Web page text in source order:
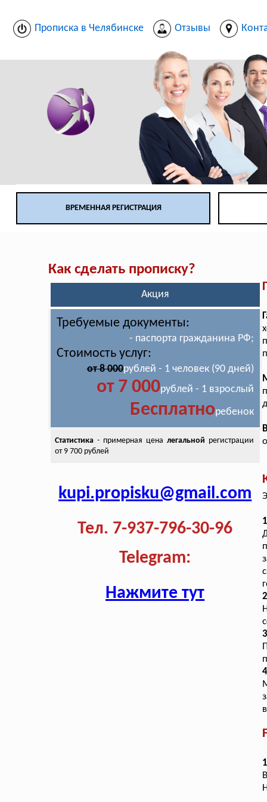
Прописка в Челябинске Отзывы
ВРЕМЕННАЯ РЕГИСТРАЦИЯ
Как сделать прописку?
Акция
Требуемые документы:
- паспорта гражданина РФ;
Стоимость услуг:
от 8 000рублей - 1 человек (90 дней)
от 7 000рублей - 1 взрослый
Бесплатноребенок
Статистика- примерная цена легальной регистрации
от 9 700 рублей
kupi.propisku@gmail.com
Тел. 7-937-796-30-96
Telegram:
Нажмите тут